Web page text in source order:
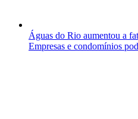
Águas do Rio aumentou a
Empresas e condomínios